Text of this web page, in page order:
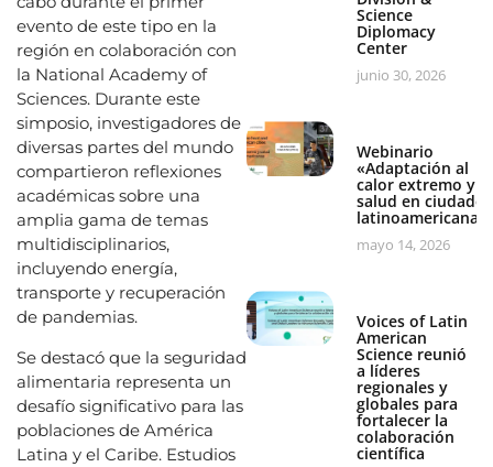
evento de este tipo en la
región en colaboración con
la National Academy of
Sciences. Durante este
simposio, investigadores de
diversas partes del mundo
compartieron reflexiones
académicas sobre una
amplia gama de temas
multidisciplinarios,
incluyendo energía,
transporte y recuperación
de pandemias.
Se destacó que la seguridad
alimentaria representa un
desafío significativo para las
poblaciones de América
Latina y el Caribe. Estudios
Science
Diplomacy
Center
junio 30, 2026
Webinario
«Adaptación al
calor extremo y
salud en ciudades
mayo 14, 2026
Voices of Latin
American
Science reunió
a líderes
regionales y
globales para
fortalecer la
colaboración
científica